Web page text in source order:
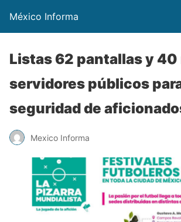
México Informa
Listas 62 pantallas y 40
servidores públicos
seguridad de
Mexico Informa